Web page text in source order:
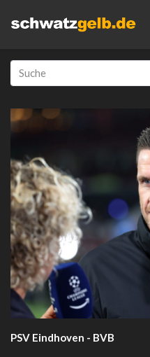
PSV Eindhoven - BVB